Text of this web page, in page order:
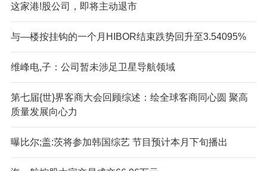
这家港!股公司，即将主动退市
与—楼按挂钩的一个月HIBOR结束跌势回升至3.54095%
维峰电,子：公司暂未涉足卫星导航领域
第七届{世}界客商大会回顾综述：绘全球客商同心圆 聚高
质量发展向心力
曝比尔;盖:茨将参加韩国综艺 节目预计本月下旬播出